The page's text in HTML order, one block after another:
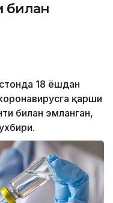
билан
18 ёшдан
қарши
билан эмланган,